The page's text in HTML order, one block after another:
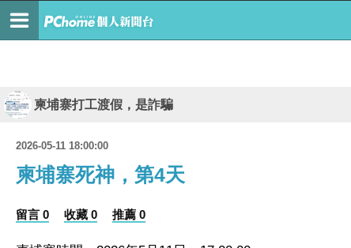
柬埔寨打工渡假，是詐騙
2026-05-11 18:00:00
柬埔寨死神，第4天
留言 0 收藏 0 推薦 0